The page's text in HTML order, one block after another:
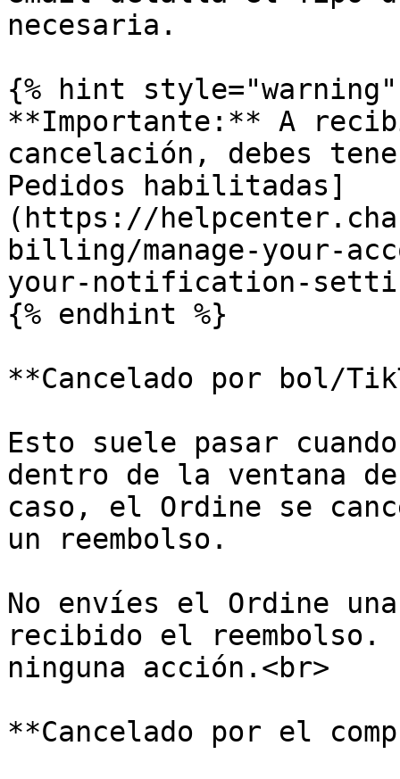
necesaria.
{% hint style="warning"
**Importante:** A
cancelación, debes
Pedidos habilitadas]
(https://
billing/manage-your-
your-notification-
{% endhint %}
**Cancelado por bol/
Esto suele pasar
dentro de la ventana
caso, el Ordine se
un reembolso.
No envíes el Ordine
recibido el reembolso.
ninguna acción.<br>
**Cancelado por el